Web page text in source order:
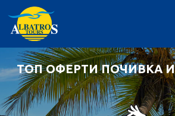
ДЕСТИНАЦИИ
АЛБАНИЯ
ИЗПРАТИ
ТОП ОФЕРТИ ПОЧИВКА